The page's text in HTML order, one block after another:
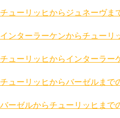
チューリッヒからジュネーヴま
インターラーケンからチューリ
チューリッヒからインターラー
チューリッヒからバーゼルまで
バーゼルからチューリッヒまで